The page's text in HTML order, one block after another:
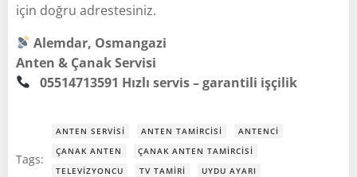
için doğru adrestesiniz.
Alemdar, Osmangazi
Anten & Çanak Servisi
05514713591 Hızlı servis – garantili işçilik
Tags:
ANTEN SERVISI ANTEN TAMIRCISI
ANTENCI
ÇANAK ANTEN
ÇANAK ANTEN TAMIRCISI
TELEVIZYONCU
TV TAMIRI
UYDU AYARI